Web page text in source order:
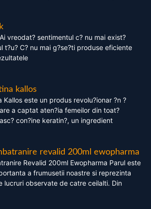
vreodat? sentimentul c? nu mai exist?
t?u? C? nu mai g?se?ti produse eficiente
kallos
Kallos este un produs revolu?ionar ?n ?
a captat aten?ia femeilor din toat?
con?ine keratin?, un ingredient
revalid 200ml ewopharma
Revalid 200ml Ewopharma Parul este
a frumusetii noastre si reprezinta
lucruri observate de catre ceilalti. Din